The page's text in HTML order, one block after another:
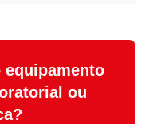
equipamento
ou